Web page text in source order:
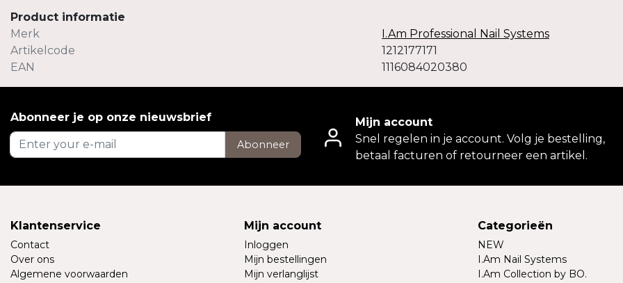
Product informatie
Merk
I.Am Professional Nail Systems
Artikelcode
1212177171
EAN
1116084020380
Abonneer je op onze nieuwsbrief
Abonneer
Mijn account
Snel regelen in je account. Volg je bestelling,
betaal facturen of retourneer een artikel.
Klantenservice
Contact
Over ons
Algemene voorwaarden
Mijn account
Inloggen
Mijn bestellingen
Mijn verlanglijst
Categorieën
NEW
I.Am Nail Systems
I.Am Collection by BO.